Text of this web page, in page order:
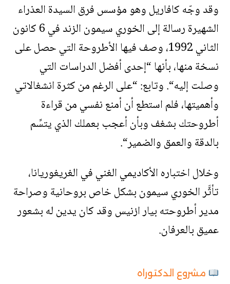
وقد وجّه كافاريل وهو مؤسس فرق السيدة العذراء
الشهيرة رسالة إلى الخوري سيمون الزند في 6 كانون
الثاني 1992، وصف فيها الأطروحة التي حصل على
نسخة منها، بأنها “إحدى أفضل الدراسات التي
وصلت إليه“. وتابع: “على الرغم من كثرة انشغالاتي
وأهميتها، فلم استطع أن أمنع نفسي من قراءة
أطروحتك بشغف وبأن أعجب بعملك الذي يتسِّم
بالدقة والعمق والضمير“.
وخلال اختباره الأكاديمي الغني في الغريغوريانا،
تأثَّر الخوري سيمون بشكل خاص بروحانية وصراحة
مدير أطروحته بيار ازنيس وقد كان يدين له بشعور
عميق بالعرفان.
مشروع الدكتوراه